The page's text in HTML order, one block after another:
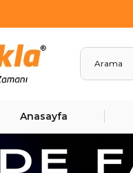
Anasayfa